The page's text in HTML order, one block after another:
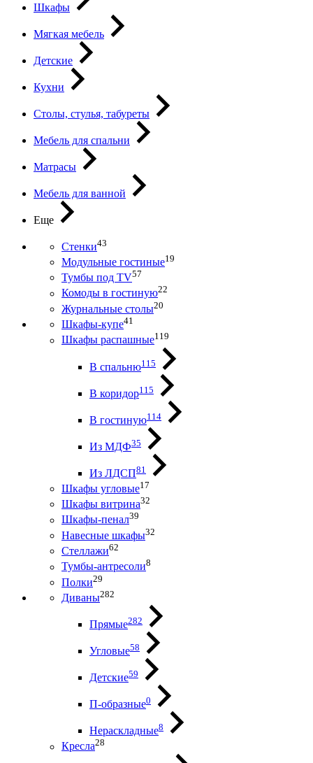
Шкафы
Мягкая мебель
Детские
Кухни
Столы, стулья, табуреты
Мебель для спальни
Матрасы
Мебель для ванной
Еще
Стенки43
Модульные гостиные19
Тумбы под ТV57
Комоды в гостиную22
Журнальные столы20
Шкафы-купе41
Шкафы распашные119
В спальню115
В коридор115
В гостиную114
Из МДФ35
Из ЛДСП81
Шкафы угловые17
Шкафы витрина32
Шкафы-пенал39
Навесные шкафы32
Стеллажи62
Тумбы-антресоли8
Полки29
Диваны282
Прямые282
Угловые58
Детские59
П-образные0
Нераскладные8
Кресла28